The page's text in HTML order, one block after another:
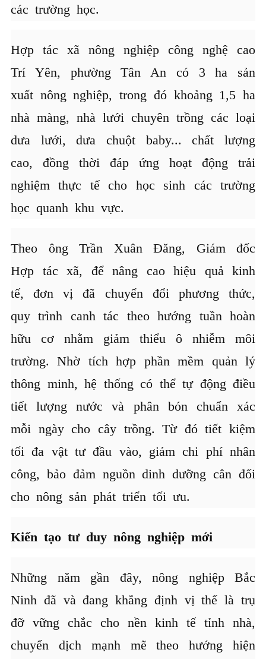
các trường học.
Hợp tác xã nông nghiệp công nghệ cao
Trí Yên, phường Tân An có 3 ha sản
xuất nông nghiệp, trong đó khoảng 1,5 ha
nhà màng, nhà lưới chuyên trồng các loại
dưa lưới, dưa chuột baby... chất lượng
cao, đồng thời đáp ứng hoạt động trải
nghiệm thực tế cho học sinh các trường
học quanh khu vực.
Theo ông Trần Xuân Đăng, Giám đốc
Hợp tác xã, để nâng cao hiệu quả kinh
tế, đơn vị đã chuyển đổi phương thức,
quy trình canh tác theo hướng tuần hoàn
hữu cơ nhằm giảm thiểu ô nhiễm môi
trường. Nhờ tích hợp phần mềm quản lý
thông minh, hệ thống có thể tự động điều
tiết lượng nước và phân bón chuẩn xác
mỗi ngày cho cây trồng. Từ đó tiết kiệm
tối đa vật tư đầu vào, giảm chi phí nhân
công, bảo đảm nguồn dinh dưỡng cân đối
cho nông sản phát triển tối ưu.
Kiến tạo tư duy nông nghiệp mới
Những năm gần đây, nông nghiệp Bắc
Ninh đã và đang khẳng định vị thế là trụ
đỡ vững chắc cho nền kinh tế tỉnh nhà,
chuyển dịch mạnh mẽ theo hướng hiện